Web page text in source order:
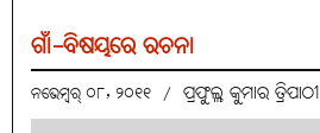
ଗାଁ-ବିଷୟରେ ରଚନା
ନଭେମ୍ବର୍ ୦୮, ୨୦୧୧ / ପ୍ରଫୁଲ୍ଲ କୁମାର ତ୍ରିପାଠୀ